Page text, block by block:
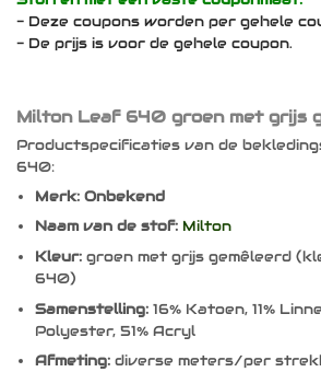
- Deze coupons worden per gehele
- De prijs is voor de gehele coupon.
Milton Leaf 640 groen met grijs
Productspecificaties van de
640:
Merk: Onbekend
Naam van de stof: Milton
Kleur:groen met grijs gemêleerd
640)
Samenstelling:16% Katoen, 11%
Polyester, 51% Acryl
Afmeting:diverse meters/per